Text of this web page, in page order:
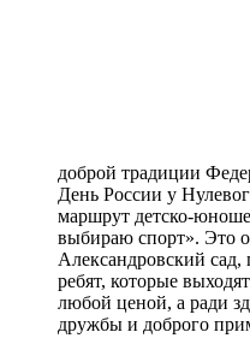
доброй традиции
День России у
маршрут детско-
выбираю спорт». Это
Александровский сад,
ребят, которые
любой ценой, а ради
дружбы и доброго